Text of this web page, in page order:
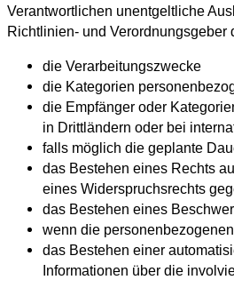
Verantwortlichen unentgeltliche
Richtlinien- und Verordnungsgeber
die Verarbeitungszwecke
die Kategorien
die Empfänger oder
in Drittländern oder bei
falls möglich die geplante
das Bestehen eines Rechts
eines Widerspruchsrechts
das Bestehen eines
wenn die
das Bestehen einer
Informationen über die